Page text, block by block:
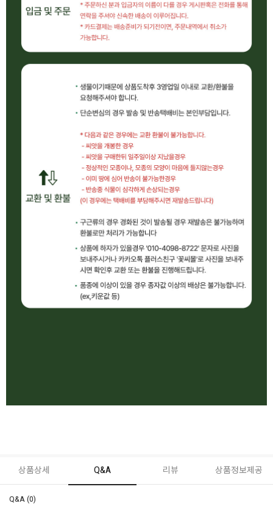
상품상세 Q&A 리뷰 상품정보제공
Q&A (0)